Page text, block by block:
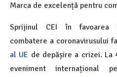
Marca de excelență pentru
Sprijinul CEI în favoarea
combatere a coronavirusului
al UE de depășire a crizei. La
eveniment internațional